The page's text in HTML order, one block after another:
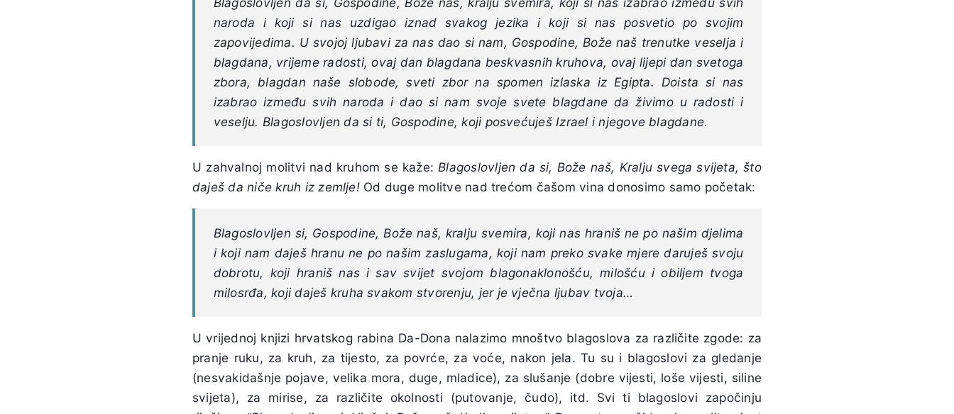
naroda i koji si nas uzdigao iznad svakog jezika i koji si nas posvetio po svojim
zapovijedima. U svojoj ljubavi za nas dao si nam, Gospodine, Bože naš trenutke veselja i
blagdana, vrijeme radosti, ovaj dan blagdana beskvasnih kruhova, ovaj lijepi dan svetoga
zbora, blagdan naše slobode, sveti zbor na spomen izlaska iz Egipta. Doista si nas
izabrao između svih naroda i dao si nam svoje svete blagdane da živimo u radosti i
veselju. Blagoslovljen da si ti, Gospodine, koji posvećuješ Izrael i njegove blagdane.
U zahvalnoj molitvi nad kruhom se kaže:Blagoslovljen da si, Bože naš, Kralju svega svijeta, što
daješ da niče kruh iz zemlje!Od duge molitve nad trećom čašom vina donosimo samo početak:
Blagoslovljen si, Gospodine, Bože naš, kralju svemira, koji nas hraniš ne po našim djelima
i koji nam daješ hranu ne po našim zaslugama, koji nam preko svake mjere daruješ svoju
dobrotu, koji hraniš nas i sav svijet svojom blagonaklonošću, milošću i obiljem tvoga
milosrđa, koji daješ kruha svakom stvorenju, jer je vječna ljubav tvoja…
U vrijednoj knjizi hrvatskog rabina Da-Dona nalazimo mnoštvo blagoslova za različite zgode: za
pranje ruku, za kruh, za tijesto, za povrće, za voće, nakon jela. Tu su i blagoslovi za gledanje
(nesvakidašnje pojave, velika mora, duge, mladice), za slušanje (dobre vijesti, loše vijesti, siline
svijeta), za mirise, za različite okolnosti (putovanje, čudo), itd. Svi ti blagoslovi započinju